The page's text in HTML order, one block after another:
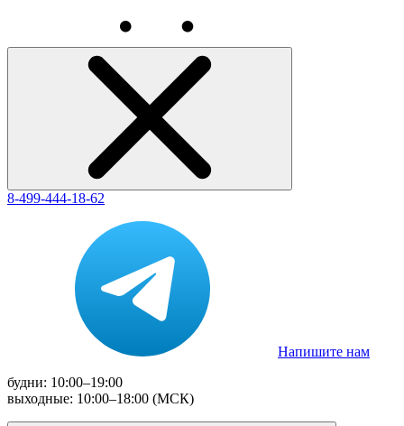
8-499-444-18-62
Напишите нам
будни: 10:00–19:00
выходные: 10:00–18:00 (МСК)